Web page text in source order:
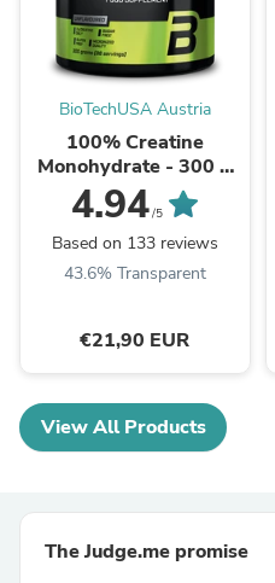
BioTechUSA Austria
100% Creatine
Monohydrate - 300 g
Ohne Geschmack
4.94/5
Based on 133 reviews
43.6% Transparent
€21,90 EUR
View All Products
The Judge.me promise